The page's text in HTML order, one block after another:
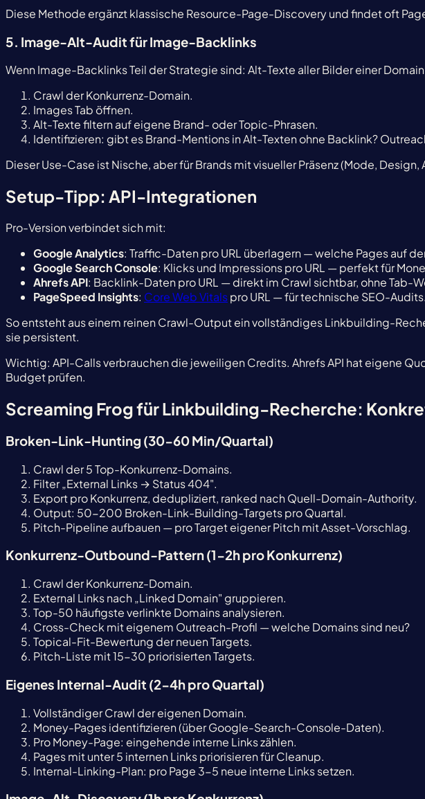
Diese Methode ergänzt klassische Resource-Page-Discovery und findet oft
5. Image-Alt-Audit für Image-Backlinks
Wenn Image-Backlinks Teil der Strategie sind: Alt-Texte aller Bilder einer
Crawl der Konkurrenz-Domain.
Images Tab öffnen.
Alt-Texte filtern auf eigene Brand- oder Topic-Phrasen.
Identifizieren: gibt es Brand-Mentions in Alt-Texten ohne Backlink?
Dieser Use-Case ist Nische, aber für Brands mit visueller Präsenz (Mode,
Setup-Tipp: API-Integrationen
Pro-Version verbindet sich mit:
Google Analytics: Traffic-Daten pro URL überlagern — welche Pages auf
Google Search Console: Klicks und Impressions pro URL — perfekt für
Ahrefs API: Backlink-Daten pro URL — direkt im Crawl sichtbar, ohne Tab-
PageSpeed Insights: Core Web Vitalspro URL — für technische SEO-Audits.
So entsteht aus einem reinen Crawl-Output ein vollständiges Linkbuilding-
sie persistent.
Wichtig: API-Calls verbrauchen die jeweiligen Credits. Ahrefs API hat eigene
Budget prüfen.
Screaming Frog für Linkbuilding-Recherche:
Broken-Link-Hunting (30-60 Min/Quartal)
Crawl der 5 Top-Konkurrenz-Domains.
Filter „External Links → Status 404".
Export pro Konkurrenz, dedupliziert, ranked nach Quell-Domain-Authority.
Output: 50-200 Broken-Link-Building-Targets pro Quartal.
Pitch-Pipeline aufbauen — pro Target eigener Pitch mit Asset-Vorschlag.
Konkurrenz-Outbound-Pattern (1-2h pro Konkurrenz)
Crawl der Konkurrenz-Domain.
External Links nach „Linked Domain" gruppieren.
Top-50 häufigste verlinkte Domains analysieren.
Cross-Check mit eigenem Outreach-Profil — welche Domains sind neu?
Topical-Fit-Bewertung der neuen Targets.
Pitch-Liste mit 15-30 priorisierten Targets.
Eigenes Internal-Audit (2-4h pro Quartal)
Vollständiger Crawl der eigenen Domain.
Money-Pages identifizieren (über Google-Search-Console-Daten).
Pro Money-Page: eingehende interne Links zählen.
Pages mit unter 5 internen Links priorisieren für Cleanup.
Internal-Linking-Plan: pro Page 3-5 neue interne Links setzen.